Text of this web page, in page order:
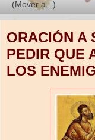
ORACIÓN A
PEDIR QUE
LOS